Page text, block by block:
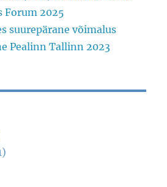
Forum 2025
suurepärane võimalus
Pealinn Tallinn 2023